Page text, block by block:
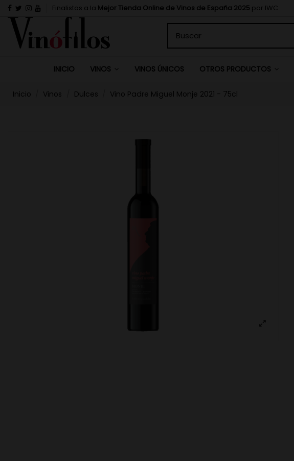
Finalistas a la Mejor Tienda Online de Vinos de España 2025 por IWC
INICIO VINOS VINOS ÚNICOS OTROS PRODUCTOS
Inicio Vinos Dulces Vino Padre Miguel Monje 2021 - 75cl